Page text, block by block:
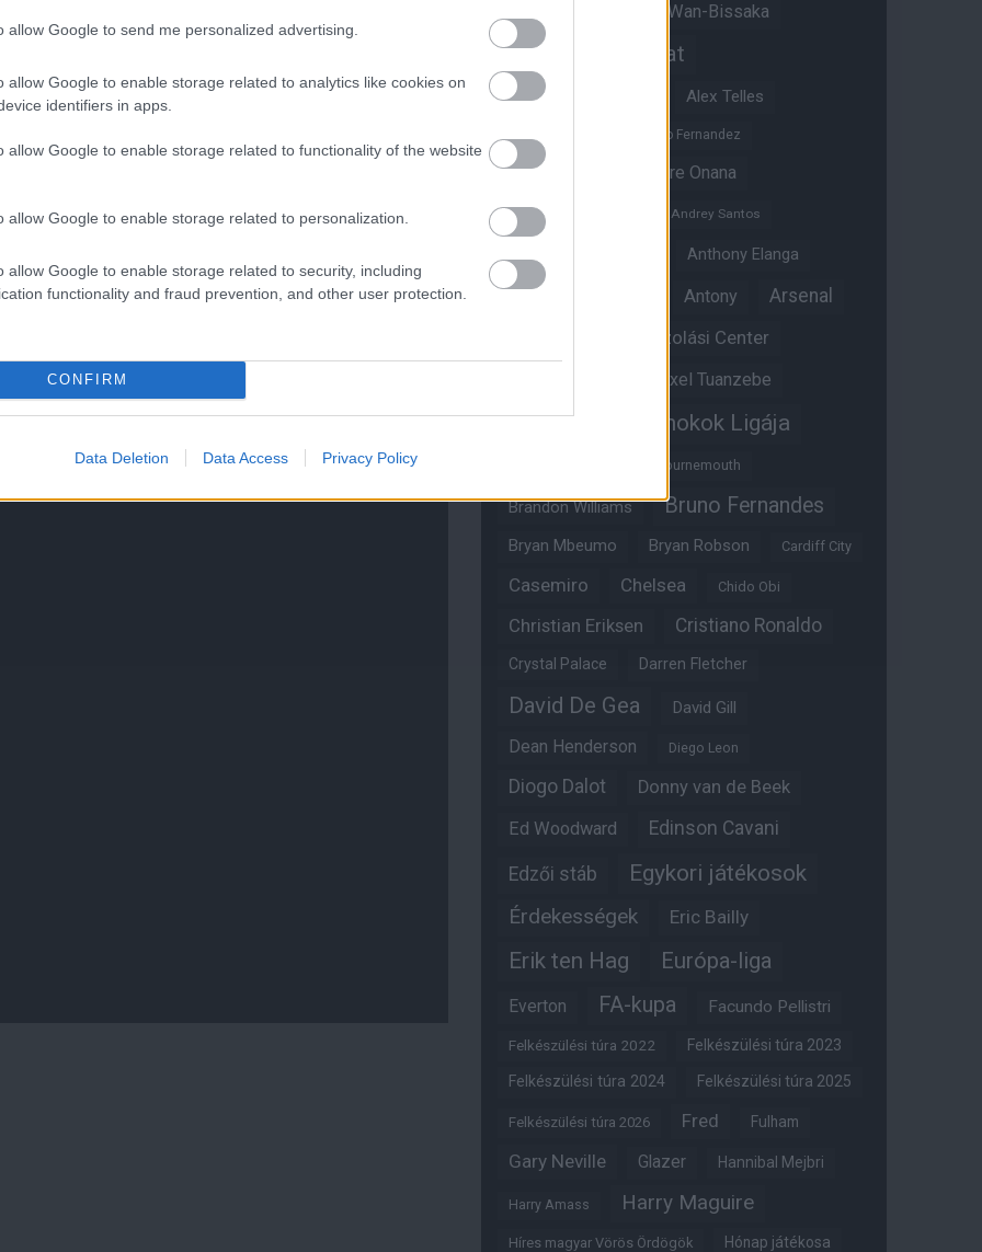
allow Google to send me personalized advertising.
allow Google to enable storage related to analytics like cookies on
identifiers in apps.
allow Google to enable storage related to functionality of the website
allow Google to enable storage related to personalization.
allow Google to enable storage related to security, including
functionality and fraud prevention, and other user protection.
CONFIRM
Data Deletion Data Access Privacy Policy
Aaron Wan-Bissaka
Akadémiai csapat
Alejandro Garnacho Alex Telles
Alvaro Fernandez
Amad Diallo
Andre Onana
Andreas Pereira
Andrey Santos
Anthony Elanga
Anthony Martial Antony Arsenal
Átigazolási Center
Axel Tuanzebe
Bajnokok Ligája
Bournemouth
Brandon Williams Bruno Fernandes
Bryan Mbeumo Bryan Robson Cardiff City
Casemiro Chelsea Chido Obi
Christian Eriksen Cristiano Ronaldo
Crystal Palace Darren Fletcher
David De Gea David Gill
Dean Henderson Diego Leon
Diogo Dalot
Donny van de Beek
Ed Woodward
Edinson Cavani
Edzői stáb Egykori játékosok
Érdekességek Eric Bailly
Erik ten Hag Európa-liga
Everton FA-kupa Facundo Pellistri
Felkészülési túra 2022 Felkészülési túra 2023
Felkészülési túra 2024 Felkészülési túra 2025
Felkészülési túra 2026 Fred Fulham
Gary Neville Glazer Hannibal Mejbri
Harry Amass Harry Maguire
Híres magyar Vörös Ördögök Hónap játékosa